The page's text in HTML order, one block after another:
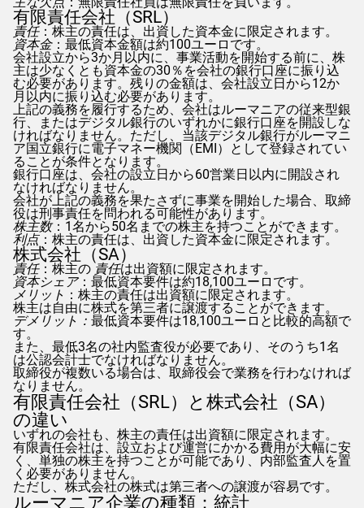
有限責任会社（SRL）
責任：株主の責任は、出資した資本金に限定されます。
資本金：最低資本金額は約100ユーロです。
会社設立から3か月以内に、事業活動を開始する前に、株
主は少なくとも資本金の30％を会社の銀行口座に振り込
む必要があります。残りの金額は、会社設立日から12か
月以内に振り込む必要があります。
上記の義務を履行するため、会社はルーマニアの従来型銀
行、またはデジタル銀行のいずれかに銀行口座を開設しな
ければなりません。ただし、当該デジタル銀行がルーマニ
ア国立銀行に電子マネー機関（EMI）として登録されてい
ることが条件となります。
銀行口座は、会社の設立日から60営業日以内に開設され
なければなりません。
会社が上記の義務を果たさずに事業を開始した場合、取締
役は刑事責任を問われる可能性があります。
株主数：1名から50名までの株主を持つことができます。
利点：株主の責任は、出資した資本金に限定されます。
株式会社（SA）
責任：株主の 責任は出資額に限定されます。
資本シェア：最低資本要件は約18,100ユーロです。
メリット ：株主の責任は出資額に限定されます。
株主は自由に株式を第三者に譲渡することができます。
デメリット： 最低資本要件は18,100ユーロと比較的高額で
す。
また、最低3名の社内監査役が必要であり、そのうち1名
は公認会計士でなければなりません。
取締役が複数いる場合は、取締役会で業務を行わなければ
なりません。
有限責任会社（SRL）と株式会社（SA）
の違い
いずれの会社も、株主の責任は出資額に限定されます。
有限責任会社は、設立および運営にかかる費用が大幅に安
く、単独の株主を持つことが可能であり、内部監査人を置
く必要がありません。
ただし、株式会社の株式は第三者への譲渡が容易です。
ルーマニア企業の種類：統計